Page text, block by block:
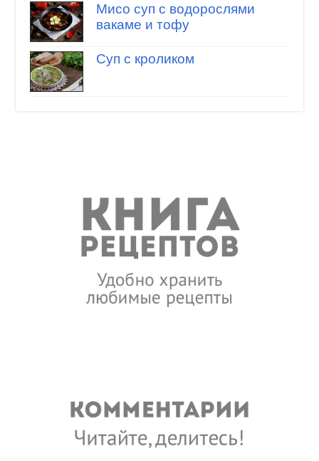
Мисо суп с водорослями
вакаме и тофу
Суп с кроликом